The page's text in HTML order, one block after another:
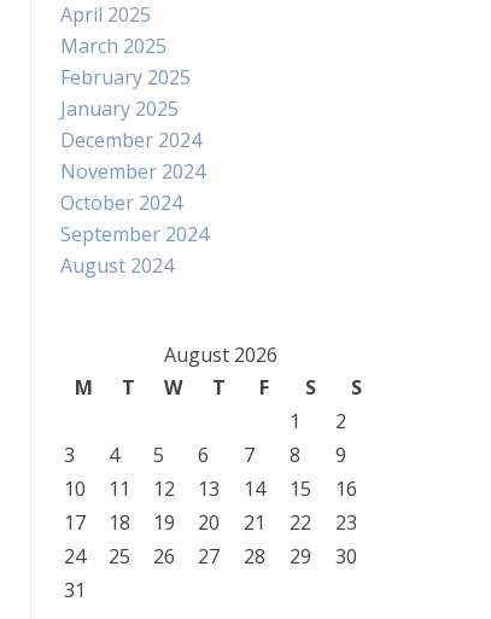
April 2025
March 2025
February 2025
January 2025
December 2024
November 2024
October 2024
September 2024
August 2024
August 2026
M
T W T F S
S
1
2
3
4 5 6 7 8
9
10
11 12 13 14 15
16
17
18 19 20 21 22
23
24
25 26 27 28 29
30
31